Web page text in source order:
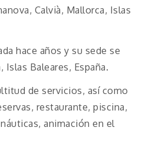
Calvià, Mallorca, Islas
hace años y su sede se
Baleares, España.
de servicios, así como
restaurante, piscina,
animación en el